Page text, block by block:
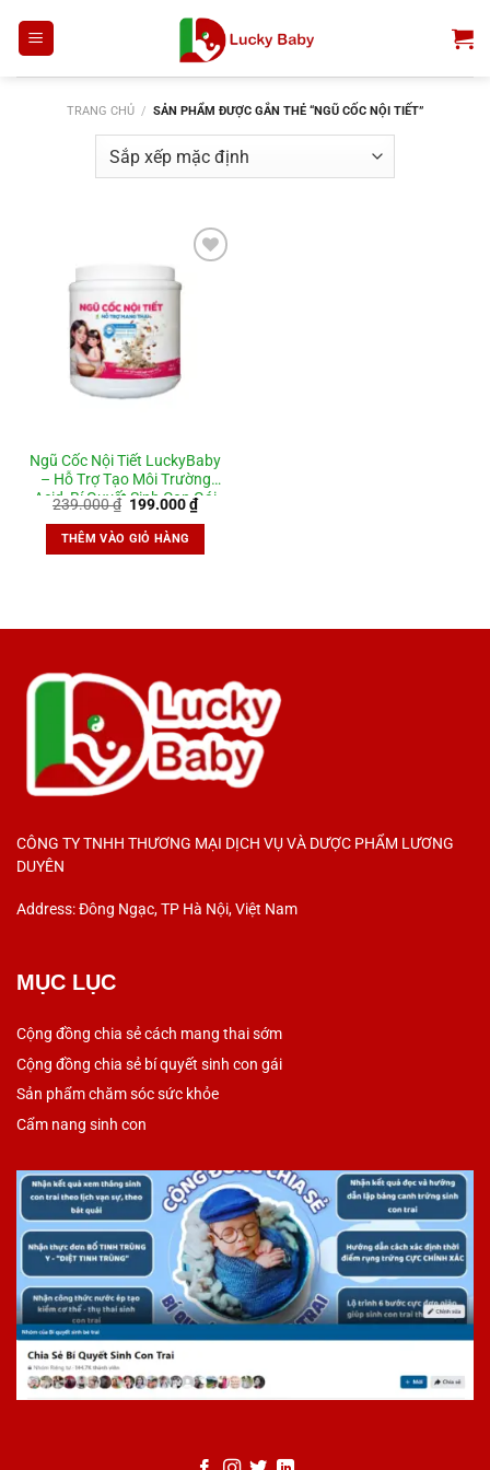
TRANG CHỦ / SẢN PHẨM ĐƯỢC GẮN THẺ “NGŨ CỐC NỘI TIẾT”
wishlist
Ngũ Cốc Nội Tiết LuckyBaby
– Hỗ Trợ Tạo Môi Trường
Acid, Bí Quyết Sinh Con Gái
239.000₫ Giá
là:
239.000 ₫.
199.000₫Giá
hiện
199.000 ₫.
THÊM VÀO GIỎ HÀNG
CÔNG TY TNHH THƯƠNG MẠI DỊCH VỤ VÀ DƯỢC PHẨM LƯƠNG
DUYÊN
Address: Đông Ngạc, TP Hà Nội, Việt Nam
MỤC LỤC
Cộng đồng chia sẻ cách mang thai sớm
Cộng đồng chia sẻ bí quyết sinh con gái
Sản phẩm chăm sóc sức khỏe
Cẩm nang sinh con